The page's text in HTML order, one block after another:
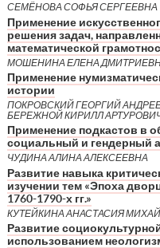
СЕМЁНОВА СОФЬЯ СЕРГЕЕВНА
Применение
решения задач,
математической
МОШЕНИНА ЕЛЕНА
Применение
истории
ПОКРОВСКИЙ ГЕОРГИЙ
БЕРЕЖНОЙ КИРИЛЛ
Применение подкастов в
социальный и гендерный
ЧУДИНА АЛИНА АЛЕКСЕЕВНА
Развитие навыка
изучении тем «Эпоха
1760-1790-х гг.»
КУТЕЙКИНА АНАСТАСИЯ
Развитие
использованием